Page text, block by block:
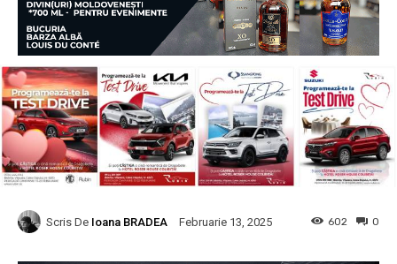
Scris De Ioana BRADEA Februarie 13, 2025 0
602